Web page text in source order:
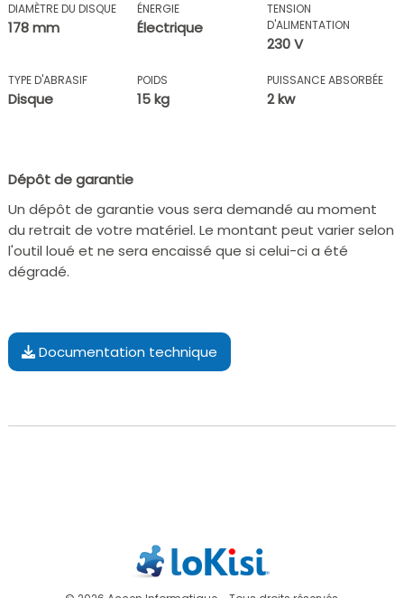
DIAMÈTRE DU DISQUE
178 mm
ÉNERGIE
Électrique
TENSION
D'ALIMENTATION
230 V
TYPE D'ABRASIF
Disque
POIDS
15 kg
PUISSANCE ABSORBÉE
2 kw
Dépôt de garantie
Un dépôt de garantie vous sera demandé au moment
du retrait de votre matériel. Le montant peut varier selon
l'outil loué et ne sera encaissé que si celui-ci a été
dégradé.
Documentation technique